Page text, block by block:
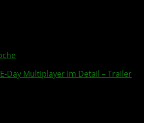
Day Multiplayer im Detail – Trailer